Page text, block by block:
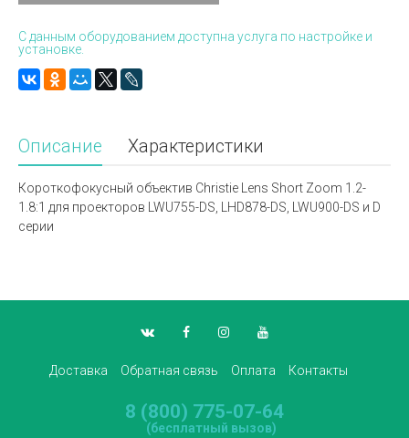
С данным оборудованием доступна услуга по настройке и
установке.
Описание Характеристики
Короткофокусный объектив Christie Lens Short Zoom 1.2-
1.8:1 для проекторов LWU755-DS, LHD878-DS, LWU900-DS и D
серии
Доставка Обратная связь Оплата Контакты
8 (800) 775-07-64
(бесплатный вызов)